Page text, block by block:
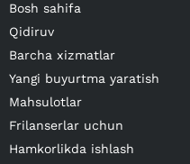
Bosh sahifa
Qidiruv
Barcha xizmatlar
Yangi buyurtma yaratish
Mahsulotlar
Frilanserlar uchun
Hamkorlikda ishlash